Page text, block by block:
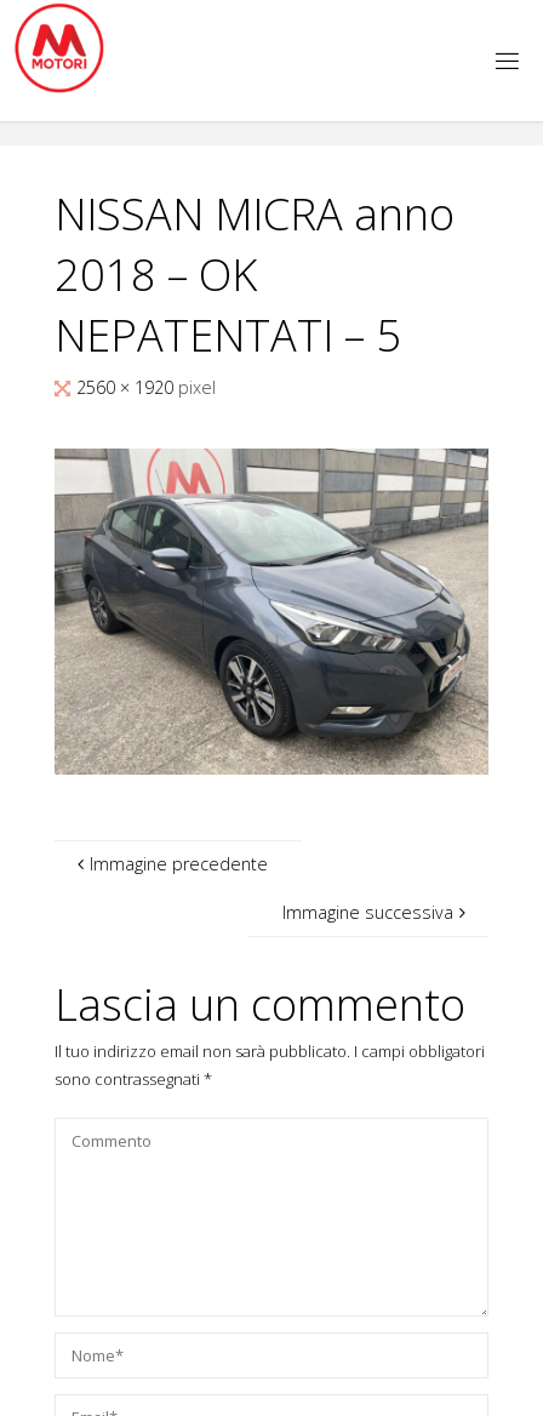
Salta
contenuto
NISSAN MICRA anno
2018 – OK
NEPATENTATI – 5
Tutta2560 × 1920 pixel
Immagine precedente
Immagine successiva
Lascia un commento
Il tuo indirizzo email non sarà pubblicato. I campi obbligatori
sono contrassegnati *